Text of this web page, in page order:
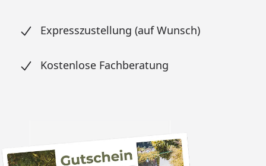
Expresszustellung (auf Wunsch)
Kostenlose Fachberatung